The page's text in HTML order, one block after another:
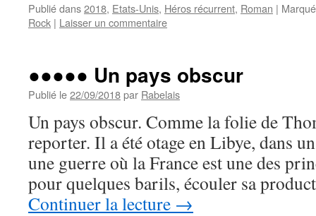
Publié dans2018, Etats-Unis, Héros récurrent, Roman |
Rock | Laisser un commentaire
●●●●● Un pays obscur
Publié le22/09/2018par Rabelais
Un pays obscur. Comme la folie de
reporter. Il a été otage en Libye, dans
une guerre où la France est une des
pour quelques barils, écouler sa
Continuer la lecture →